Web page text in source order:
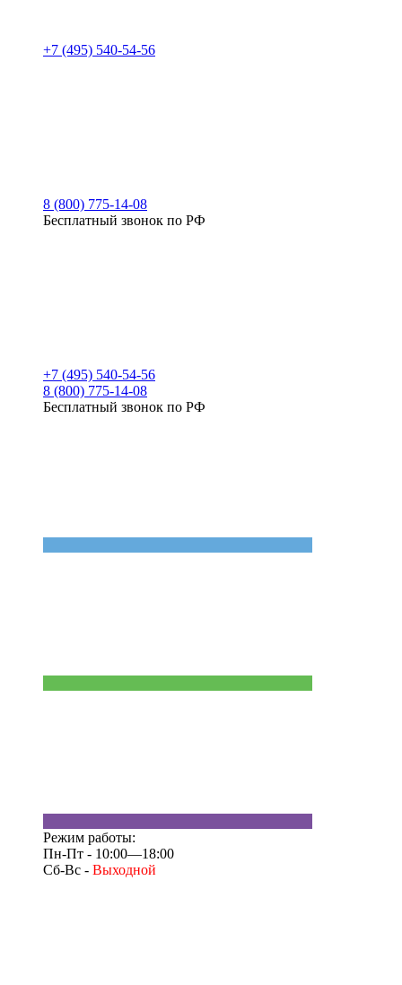
+7 (495) 540-54-56
8 (800) 775-14-08
Бесплатный звонок по РФ
+7 (495) 540-54-56
8 (800) 775-14-08
Бесплатный звонок по РФ
Режим работы:
Пн-Пт - 10:00—18:00
Сб-Вс - Выходной